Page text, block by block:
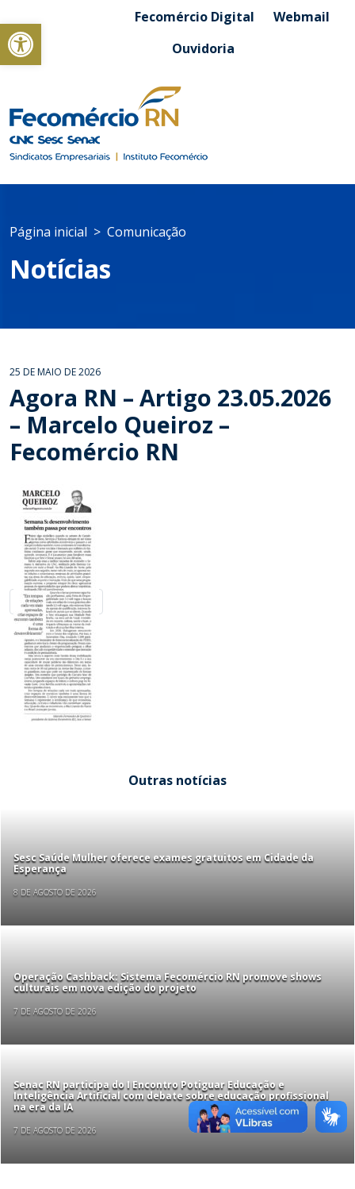
Abrir a barra de ferramentasFecomércio Digital
Webmail
Ouvidoria
Página inicial Comunicação
Notícias
25 DE MAIO DE 2026
Agora RN – Artigo 23.05.2026
– Marcelo Queiroz –
Fecomércio RN
Outras notícias
Sesc Saúde Mulher oferece exames gratuitos em Cidade da
Esperança
8 DE AGOSTO DE 2026
Operação Cashback: Sistema Fecomércio RN promove shows
culturais em nova edição do projeto
7 DE AGOSTO DE 2026
Senac RN participa do I Encontro Potiguar Educação e
Inteligência Artificial com debate sobre educação profissional
na era da IA
7 DE AGOSTO DE 2026